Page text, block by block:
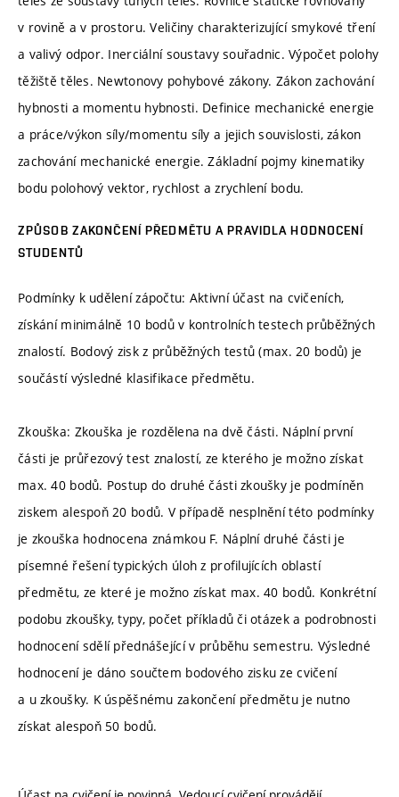
v rovině a v prostoru. Veličiny charakterizující smykové tření
a valivý odpor. Inerciální soustavy souřadnic. Výpočet polohy
těžiště těles. Newtonovy pohybové zákony. Zákon zachování
hybnosti a momentu hybnosti. Definice mechanické energie
a práce/výkon síly/momentu síly a jejich souvislosti, zákon
zachování mechanické energie. Základní pojmy kinematiky
bodu polohový vektor, rychlost a zrychlení bodu.
ZPŮSOB ZAKONČENÍ PŘEDMĚTU A PRAVIDLA HODNOCENÍ
STUDENTŮ
Podmínky k udělení zápočtu: Aktivní účast na cvičeních,
získání minimálně 10 bodů v kontrolních testech průběžných
znalostí. Bodový zisk z průběžných testů (max. 20 bodů) je
součástí výsledné klasifikace předmětu.
Zkouška: Zkouška je rozdělena na dvě části. Náplní první
části je průřezový test znalostí, ze kterého je možno získat
max. 40 bodů. Postup do druhé části zkoušky je podmíněn
ziskem alespoň 20 bodů. V případě nesplnění této podmínky
je zkouška hodnocena známkou F. Náplní druhé části je
písemné řešení typických úloh z profilujících oblastí
předmětu, ze které je možno získat max. 40 bodů. Konkrétní
podobu zkoušky, typy, počet příkladů či otázek a podrobnosti
hodnocení sdělí přednášející v průběhu semestru. Výsledné
hodnocení je dáno součtem bodového zisku ze cvičení
a u zkoušky. K úspěšnému zakončení předmětu je nutno
získat alespoň 50 bodů.